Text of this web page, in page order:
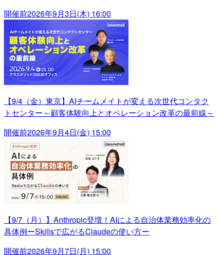
開催前2026年9月3日(木) 16:00
【9/4（金）東京】AIチームメイトが変える次世代コンタク
トセンター～顧客体験向上とオペレーション改革の最前線～
開催前2026年9月4日(金) 15:00
【9/7（月）】Anthropic登壇！AIによる自治体業務効率化の
具体例ーSkillsで広がるClaudeの使い方ー
開催前2026年9月7日(月) 15:00